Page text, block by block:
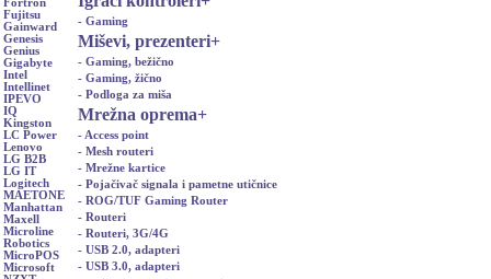
Fortron
Fujitsu
Gainward
Genesis
Genius
Gigabyte
Intel
Intellinet
IPEVO
IQ
Kingston
LC Power
Lenovo
LG B2B
LG IT
Logitech
MAETONE
Manhattan
Maxell
Microline
Robotics
MicroPOS
Microsoft
- Gaming
Miševi, prezenteri+
- Gaming, bežično
- Gaming, žično
- Podloga za miša
Mrežna oprema+
- Access point
- Mesh routeri
- Mrežne kartice
- Pojačivač signala i pametne utičnice
- ROG/TUF Gaming Router
- Routeri
- Routeri, 3G/4G
- USB 2.0, adapteri
- USB 3.0, adapteri